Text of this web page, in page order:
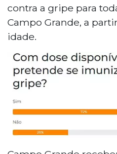
contra a gripe para
Campo Grande, a
idade.